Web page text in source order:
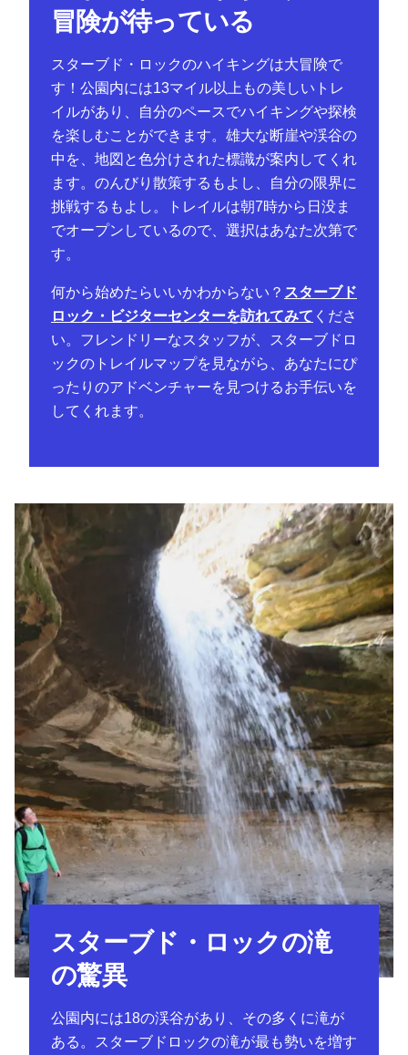
冒険が待っている
スターブド・ロックのハイキングは大冒険で
す！公園内には13マイル以上もの美しいトレ
イルがあり、自分のペースでハイキングや探検
を楽しむことができます。雄大な断崖や渓谷の
中を、地図と色分けされた標識が案内してくれ
ます。のんびり散策するもよし、自分の限界に
挑戦するもよし。トレイルは朝7時から日没ま
でオープンしているので、選択はあなた次第で
す。
何から始めたらいいかわからない？ スターブド
ロック・ビジターセンターを訪れてみて くださ
い。フレンドリーなスタッフが、スターブドロ
ックのトレイルマップを見ながら、あなたにぴ
ったりのアドベンチャーを見つけるお手伝いを
してくれます。
スターブド・ロックの滝
の驚異
公園内には18の渓谷があり、その多くに滝が
ある。スターブドロックの滝が最も勢いを増す